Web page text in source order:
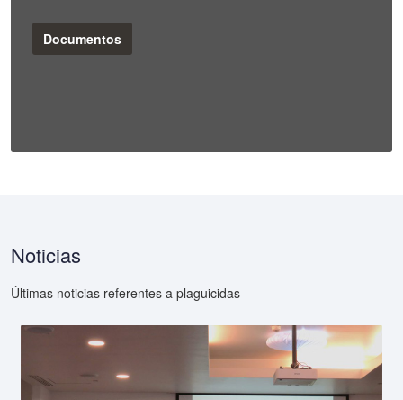
Documentos
Noticias
Últimas noticias referentes a plaguicidas